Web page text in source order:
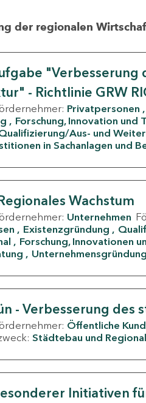
der regionalen
"Verbesserung
- Richtlinie GRW
Privatpersonen
Forschung, Innovation und
Aus- und
in Sachanlagen und
Wachstum
Unternehmen
Existenzgründung
Forschung, Innovationen
Unternehmensgründung
- Verbesserung des
Öffentliche
Städtebau und
Initiativen